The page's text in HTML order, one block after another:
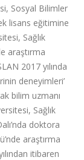
Sosyal Bilimler
lisans eğitimine
Sağlık
araştırma
2017 yılında
deneyimleri’
bilim uzmanı
Sağlık
doktora
araştırma
itibaren